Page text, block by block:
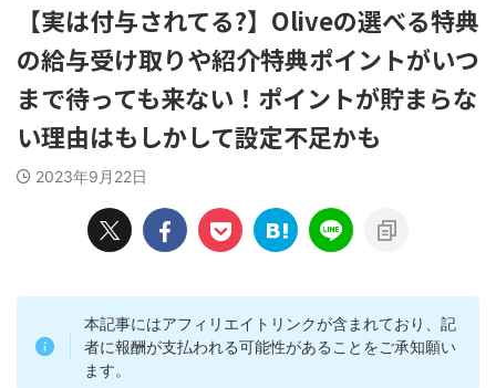
【実は付与されてる?】Oliveの選べる特典
の給与受け取りや紹介特典ポイントがいつ
まで待っても来ない！ポイントが貯まらな
い理由はもしかして設定不足かも
2023年9月22日
本記事にはアフィリエイトリンクが含まれており、記
者に報酬が支払われる可能性があることをご承知願い
ます。